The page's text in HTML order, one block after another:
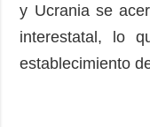
y Ucrania se
interestatal, lo
establecimiento